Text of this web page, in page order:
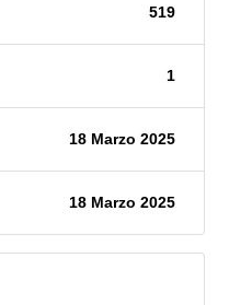
519
1
18 Marzo 2025
18 Marzo 2025